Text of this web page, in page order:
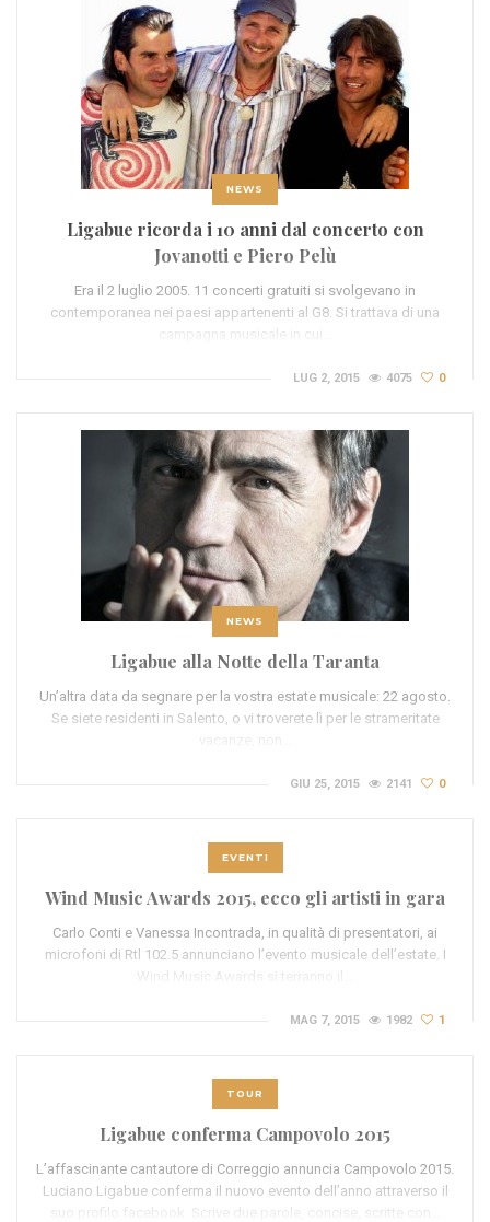
NEWS
Ligabue ricorda i 10 anni dal concerto con
Jovanotti e Piero Pelù
Era il 2 luglio 2005. 11 concerti gratuiti si svolgevano in
contemporanea nei paesi appartenenti al G8. Si trattava di una
LUG 2, 2015 4075 0
NEWS
Ligabue alla Notte della Taranta
Un’altra data da segnare per la vostra estate musicale: 22 agosto.
Se siete residenti in Salento, o vi troverete lì per le strameritate
GIU 25, 2015 2141 0
EVENTI
Wind Music Awards 2015, ecco gli artisti in gara
Carlo Conti e Vanessa Incontrada, in qualità di presentatori, ai
microfoni di Rtl 102.5 annunciano l’evento musicale dell’estate. I
Wind Music Awards si terranno il…
MAG 7, 2015 1982 1
TOUR
Ligabue conferma Campovolo 2015
L’affascinante cantautore di Correggio annuncia Campovolo 2015.
Luciano Ligabue conferma il nuovo evento dell’anno attraverso il
suo profilo facebook. Scrive due parole, concise, scritte con…